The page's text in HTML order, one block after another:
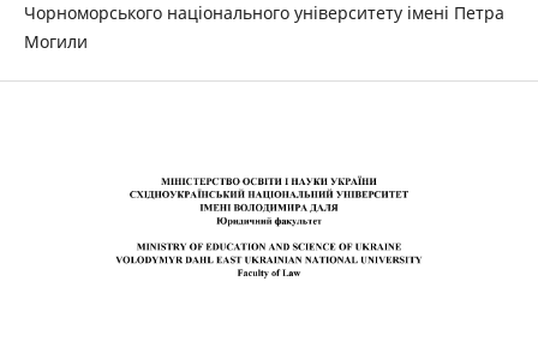
Чорноморського національного університету імені Петра
Могили